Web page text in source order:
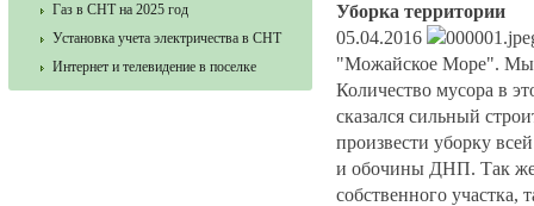
Газ в СНТ на 2025 год
Установка учета электричества в СНТ
Интернет и телевидение в поселке
Уборка территории
05.04.2016
"Можайское Море". Мы
Количество мусора в
сказался сильный
произвести уборку
и обочины ДНП. Так же
собственного участка,